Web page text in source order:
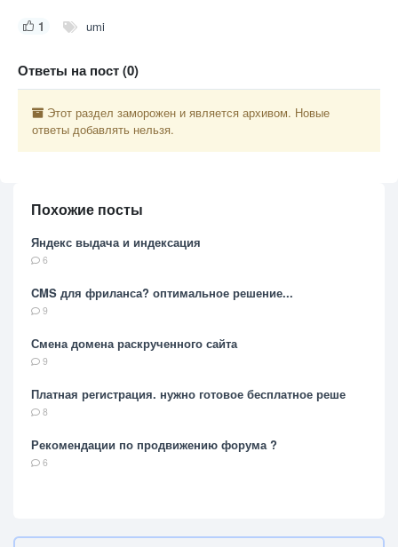
1 umi
Ответы на пост (0)
Этот раздел заморожен и является архивом. Новые
ответы добавлять нельзя.
Похожие посты
Яндекс выдача и индексация
6
CMS для фриланса? оптимальное решение...
9
Смена домена раскрученного сайта
9
Платная регистрация. нужно готовое бесплатное реше
8
Рекомендации по продвижению форума ?
6